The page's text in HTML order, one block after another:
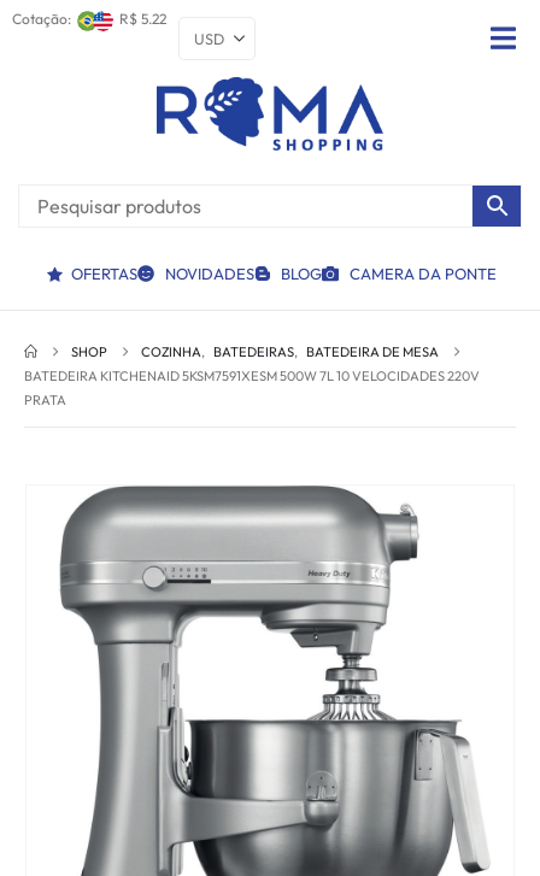
Cotação: R$ 5.22
OFERTAS NOVIDADES BLOG CAMERA DA PONTE
SHOP COZINHA, BATEDEIRAS, BATEDEIRA DE MESA
BATEDEIRA KITCHENAID 5KSM7591XESM 500W 7L 10 VELOCIDADES 220V 
PRATA